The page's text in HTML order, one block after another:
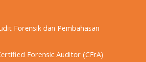
Forensik dan Pembahasan
Forensic Auditor (CFrA)